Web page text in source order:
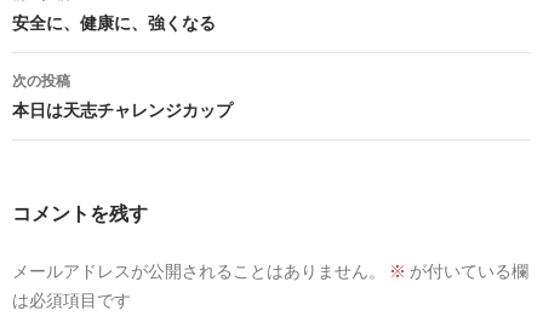
稿
ナ
ビ
ョ
安全に、健康に、強くなる
次の投稿
本日は天志チャレンジカップ
コメントを残す
メールアドレスが公開されることはありません。 ※ が付いている欄
は必須項目です